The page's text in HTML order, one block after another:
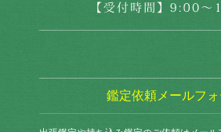
鑑定依頼メールフォ